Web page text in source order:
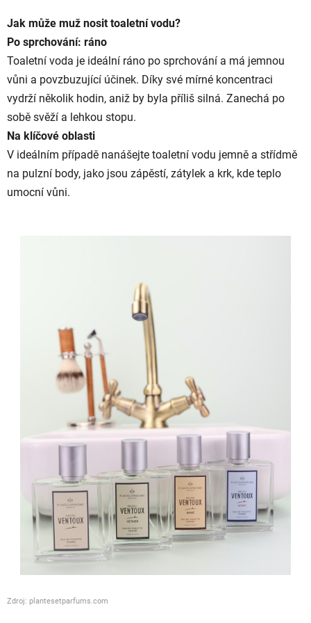
Jak může muž nosit toaletní vodu?
Po sprchování: ráno
Toaletní voda je ideální ráno po sprchování a má jemnou
vůni a povzbuzující účinek. Díky své mírné koncentraci
vydrží několik hodin, aniž by byla příliš silná. Zanechá po
sobě svěží a lehkou stopu.
Na klíčové oblasti
V ideálním případě nanášejte toaletní vodu jemně a střídmě
na pulzní body, jako jsou zápěstí, zátylek a krk, kde teplo
umocní vůni.
Zdroj: plantesetparfums.com